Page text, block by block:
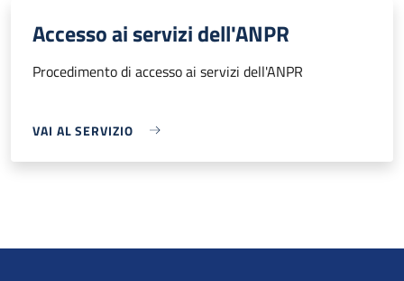
Accesso ai servizi dell'ANPR
Procedimento di accesso ai servizi dell'ANPR
VAI AL SERVIZIO